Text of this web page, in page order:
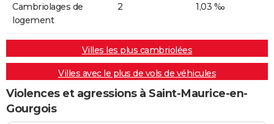
Cambriolages de
logement
2 1,03 ‰
Villes les plus cambriolées
Villes avec le plus de vols de véhicules
Violences et agressions à Saint-Maurice-en-
Gourgois